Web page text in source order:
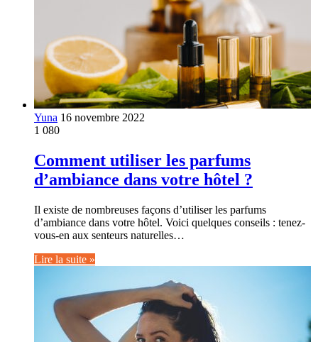
Yuna 16 novembre 2022
1 080
Comment utiliser les parfums
d’ambiance dans votre hôtel ?
Il existe de nombreuses façons d’utiliser les parfums
d’ambiance dans votre hôtel. Voici quelques conseils : tenez-
vous-en aux senteurs naturelles…
Lire la suite »